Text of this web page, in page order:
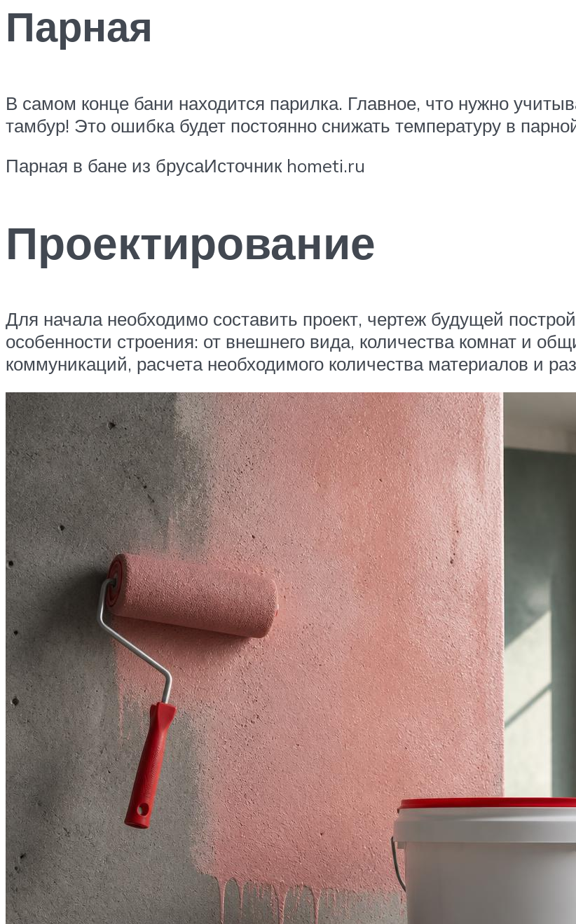
Парная
В самом конце бани находится парилка. Главное, что нужно
тамбур! Это ошибка будет постоянно снижать температуру в
Парная в бане из брусаИсточник hometi.ru
Проектирование
Для начала необходимо составить проект, чертеж будущей
особенности строения: от внешнего вида, количества комнат и
коммуникаций, расчета необходимого количества материалов и